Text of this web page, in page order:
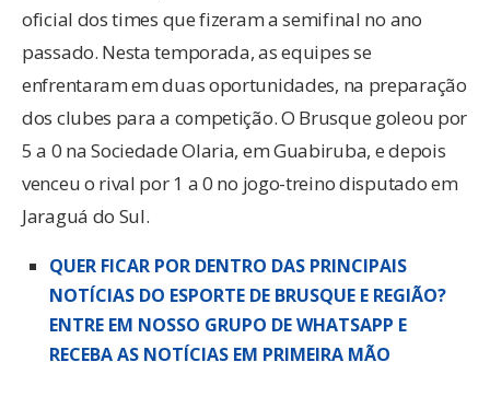
oficial dos times que fizeram a semifinal no ano
passado. Nesta temporada, as equipes se
enfrentaram em duas oportunidades, na preparação
dos clubes para a competição. O Brusque goleou por
5 a 0 na Sociedade Olaria, em Guabiruba, e depois
venceu o rival por 1 a 0 no jogo-treino disputado em
Jaraguá do Sul.
QUER FICAR POR DENTRO DAS PRINCIPAIS
NOTÍCIAS DO ESPORTE DE BRUSQUE E REGIÃO?
ENTRE EM NOSSO GRUPO DE WHATSAPP E
RECEBA AS NOTÍCIAS EM PRIMEIRA MÃO